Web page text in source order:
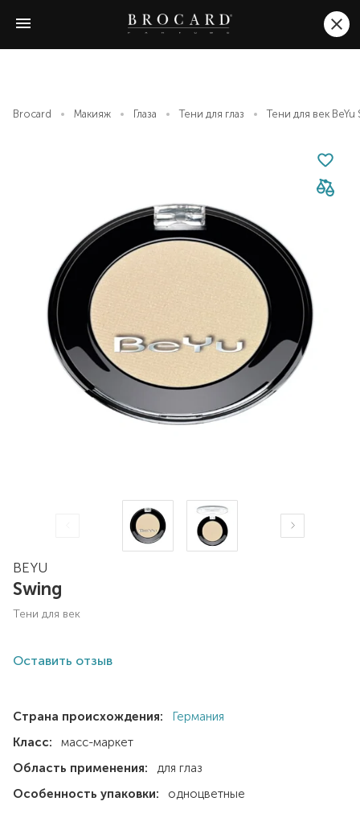
Brocard Макияж Глаза Тени для глаз Тени для век BeYu
BEYU
Swing
тени для век
Оставить отзыв
Страна происхождения:
Германия
Класс:
масс-маркет
Область применения:
для глаз
Особенность упаковки:
одноцветные